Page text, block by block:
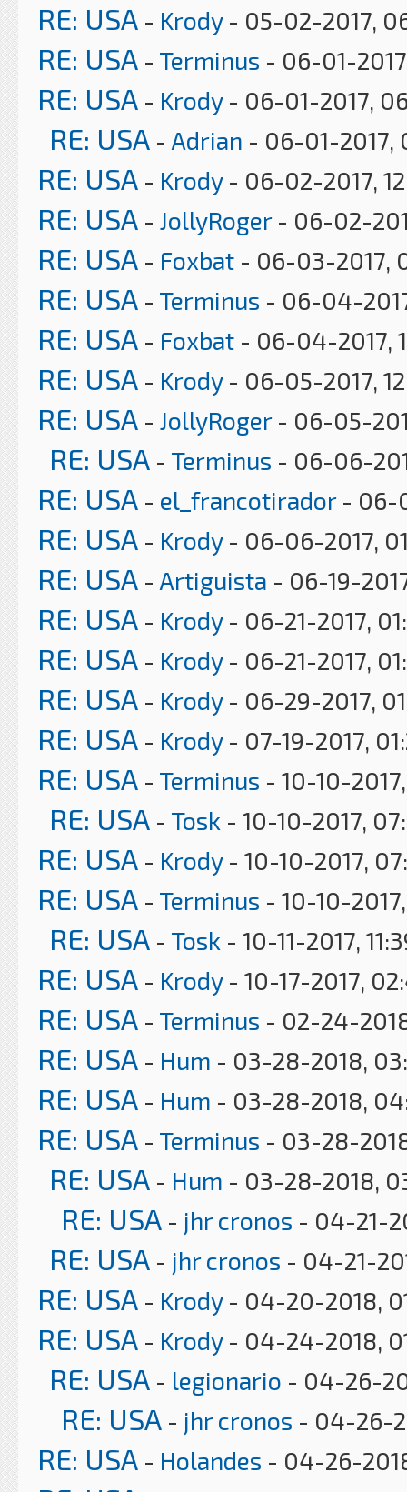
RE: USA - Krody- 05-02-2017,
RE: USA - Terminus - 06-01-
RE: USA - Krody- 06-01-2017,
RE: USA - Adrian - 06-01-2017,
RE: USA - Krody- 06-02-2017,
RE: USA - JollyRoger- 06-02-
RE: USA - Foxbat - 06-03-2017,
RE: USA - Terminus - 06-04-
RE: USA - Foxbat - 06-04-2017,
RE: USA - Krody- 06-05-2017,
RE: USA - JollyRoger- 06-05-
RE: USA - Terminus - 06-06-
RE: USA - el_francotirador- 06-
RE: USA - Krody- 06-06-2017,
RE: USA - Artiguista - 06-19-
RE: USA - Krody- 06-21-2017,
RE: USA - Krody- 06-21-2017,
RE: USA - Krody- 06-29-2017,
RE: USA - Krody- 07-19-2017,
RE: USA - Terminus - 10-10-
RE: USA - Tosk - 10-10-2017,
RE: USA - Krody- 10-10-2017,
RE: USA - Terminus - 10-10-
RE: USA - Tosk - 10-11-2017,
RE: USA - Krody- 10-17-2017,
RE: USA - Terminus - 02-24-
RE: USA - Hum - 03-28-2018,
RE: USA - Hum - 03-28-2018,
RE: USA - Terminus - 03-28-
RE: USA - Hum - 03-28-2018,
RE: USA - jhr cronos - 04-21-
RE: USA - jhr cronos - 04-21-
RE: USA - Krody- 04-20-2018,
RE: USA - Krody- 04-24-2018,
RE: USA - legionario - 04-26-
RE: USA - jhr cronos - 04-26-
RE: USA - Holandes - 04-26-